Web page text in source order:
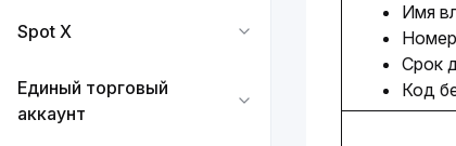
Spot X
Единый торговый
аккаунт
Имя
Срок
Код